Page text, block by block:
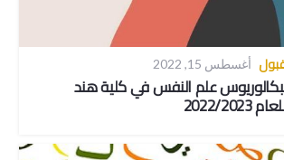
أغسطس 15, 2022
لبكالوريوس علم النفس في كلية هند
2023